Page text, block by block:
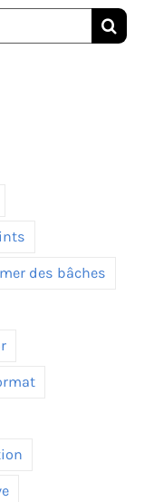
des bâches